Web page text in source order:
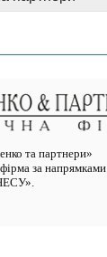
та партнери»
за напрямками